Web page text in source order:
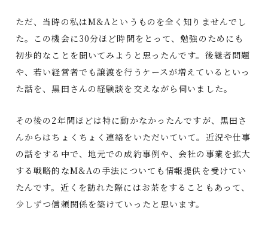
ただ、当時の私はM&Aというものを全く知りませんでし
た。この機会に30分ほど時間をとって、勉強のためにも
初歩的なことを聞いてみようと思ったんです。後継者問題
や、若い経営者でも譲渡を行うケースが増えているといっ
た話を、黒田さんの経験談を交えながら伺いました。
その後の2年間ほどは特に動かなかったんですが、黒田さ
んからはちょくちょく連絡をいただいていて。近況や仕事
の話をする中で、地元での成約事例や、会社の事業を拡大
する戦略的なM&Aの手法についても情報提供を受けてい
たんです。近くを訪れた際にはお茶をすることもあって、
少しずつ信頼関係を築けていったと思います。